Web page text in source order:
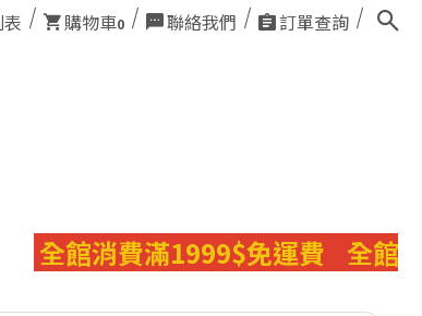
購物車0 聯絡我們 訂單查詢
全館消費滿1999$免運費 全館消